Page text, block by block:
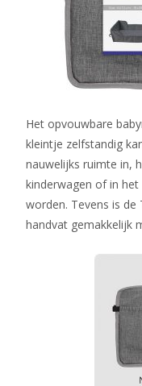
Het opvouwbare
kleintje zelfstandig
nauwelijks ruimte in,
kinderwagen of in
worden. Tevens is
handvat gemakkelijk